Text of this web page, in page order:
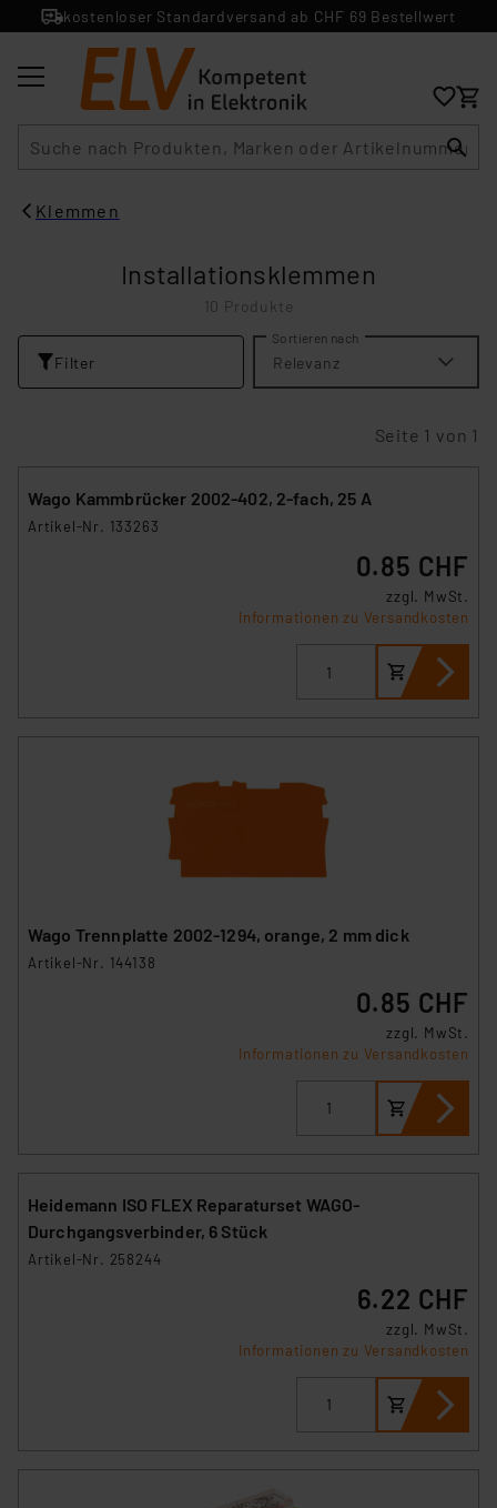
kostenloser Standardversand ab CHF 69 Bestellwert
Klemmen
Installationsklemmen
10 Produkte
Filter
Sortieren nach
Relevanz
Seite 1 von 1
Wago Kammbrücker 2002-402, 2-fach, 25 A
Artikel-Nr. 133263
0.85 CHF
zzgl. MwSt.
Informationen zu Versandkosten
Wago Trennplatte 2002-1294, orange, 2 mm dick
Artikel-Nr. 144138
0.85 CHF
zzgl. MwSt.
Informationen zu Versandkosten
Heidemann ISO FLEX Reparaturset WAGO-
Durchgangsverbinder, 6 Stück
Artikel-Nr. 258244
6.22 CHF
zzgl. MwSt.
Informationen zu Versandkosten